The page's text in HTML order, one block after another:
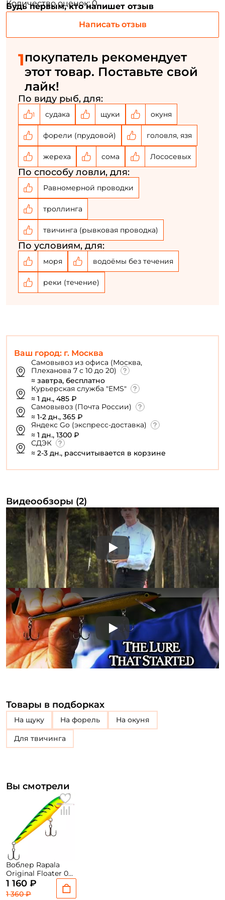
Ваш город: г. Москва
Самовывоз из офиса (Москва,
Плеханова 7 с 10 до 20)
≈ завтра, бесплатно
Курьерская служба "EMS"
≈ 1 дн., 485 ₽
Самовывоз (Почта России)
≈ 1-2 дн., 365 ₽
Яндекс Go (экспресс-доставка)
≈ 1 дн., 1300 ₽
СДЭК
≈ 2-3 дн., рассчитывается в корзине
Количество оценок: 0
Будь первым, кто напишет отзыв
Написать отзыв
1покупатель рекомендует
этот товар. Поставьте свой
лайк!
По виду рыб, для:
1 судака щуки окуня
форели (прудовой) головля, язя
жереха сома Лососевых
По способу ловли, для:
Равномерной проводки
троллинга
твичинга (рывковая проводка)
По условиям, для:
моря водоёмы без течения
реки (течение)
Видеообзоры (2)
Play
Play
Товары в подборках
на щуку на форель на окуня
для твичинга
Вы смотрели
Воблер Rapala
Original Floater 05
5см. 3гр. FT до 1,5м.
floating
1 160 ₽
1 360 ₽
Создать аккаунт
ФИО: *
Email: *
Номер телефона: *
Придумайте пароль: *
Повторите пароль: *
Заполняя данную форму вы соглашаетесь на обработку
персональных данных
У меня уже есть аккаунт